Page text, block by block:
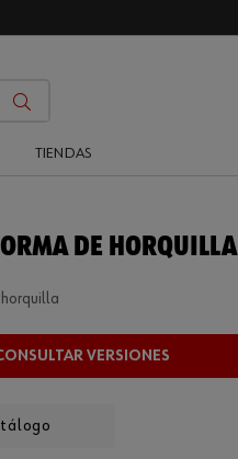
TIENDAS
DE HORQUILLA
VERSIONES